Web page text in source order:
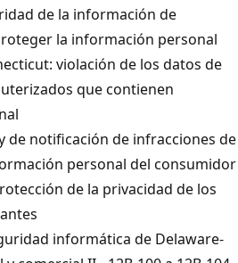
de la información de
la información personal
violación de los datos de
que contienen
de notificación de infracciones de
personal del consumidor
de la privacidad de los
informática de Delaware-